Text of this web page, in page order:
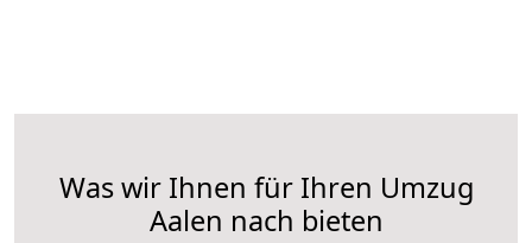
Was wir Ihnen für Ihren Umzug
Aalen nach bieten